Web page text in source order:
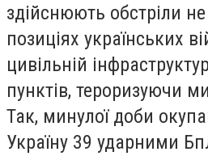
здійснюють обстріли
позиціях українських
цивільній
пунктів, тероризуючи
Так, минулої доби
Україну 39 ударними